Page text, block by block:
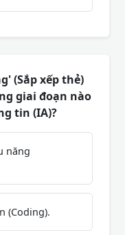
(Sắp xếp thẻ)
giai đoạn nào
tin (IA)?
năng
(Coding).